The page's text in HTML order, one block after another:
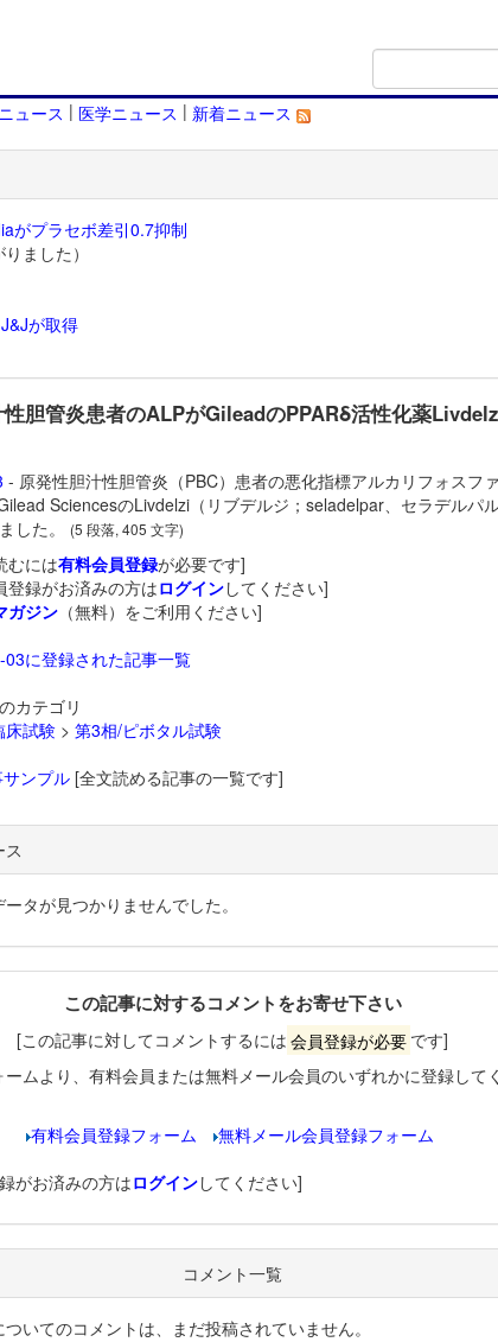
ュース | 医学ニュース | 新着ニュース
がプラセボ差引0.7抑制
ました）
が取得
胆管炎患者のALPがGileadのPPARδ活性化薬
- 原発性胆汁性胆管炎（PBC）患者の悪化指標アルカリフォスフ
SciencesのLivdelzi（リブデルジ；seladelpar、セラデルパ
した。
(5 段落, 405 文字)
むには有料会員登録が必要です]
登録がお済みの方はログインしてください]
ガジン（無料）をご利用ください]
に登録された記事一覧
カテゴリ
床試験> 第3相/ピボタル試験
ンプル[全文読める記事の一覧です]
タが見つかりませんでした。
この記事に対するコメントをお寄せ下さい
[この記事に対してコメントするには 会員登録が必要 です]
ームより、有料会員または無料メール会員のいずれかに登録して
有料会員登録フォーム
無料メール会員登録フォーム
がお済みの方はログインしてください]
コメント一覧
いてのコメントは、まだ投稿されていません。